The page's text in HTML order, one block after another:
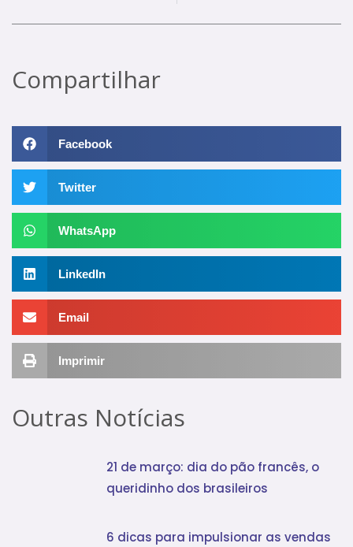
Compartilhar
Facebook
Twitter
WhatsApp
LinkedIn
Email
Imprimir
Outras Notícias
21 de março: dia do pão francês, o
queridinho dos brasileiros
6 dicas para impulsionar as vendas